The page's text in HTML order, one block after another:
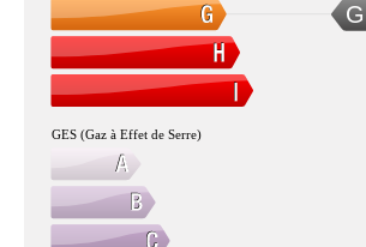
G
GES (Gaz à Effet de Serre)